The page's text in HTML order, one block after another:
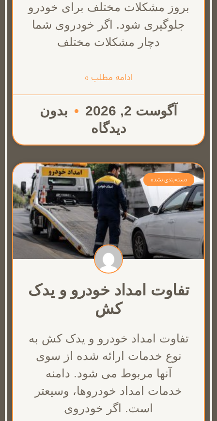
بروز مشکلات مختلف برای خودرو
جلوگیری شود. اگر خودروی شما
دچار مشکلات مختلف
ادامه مطلب »
آگوست 2, 2026
بدون
دیدگاه
دسته‌بندی نشده
تفاوت امداد خودرو و یدک
کش
تفاوت امداد خودرو و یدک کش به
نوع خدمات ارائه شده از سوی
آنها مربوط می شود. دامنه
خدمات امداد خودروها، وسیعتر
است. اگر خودروی